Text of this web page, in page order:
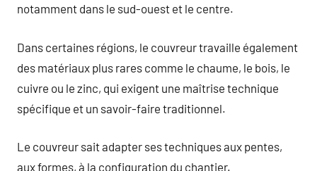
notamment dans le sud-ouest et le centre.
Dans certaines régions, le couvreur travaille également
des matériaux plus rares comme le chaume, le bois, le
cuivre ou le zinc, qui exigent une maîtrise technique
spécifique et un savoir-faire traditionnel.
Le couvreur sait adapter ses techniques aux pentes,
aux formes, à la configuration du chantier.